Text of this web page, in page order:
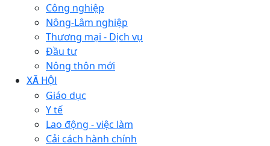
Công nghiệp
Nông-Lâm nghiệp
Thương mại - Dịch vụ
Đầu tư
Nông thôn mới
XÃ HỘI
Giáo dục
Y tế
Lao động - việc làm
Cải cách hành chính